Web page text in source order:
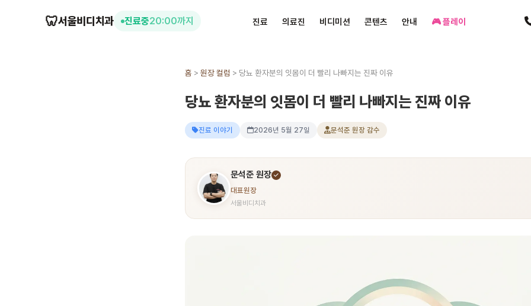
🦷서울비디치과 진료중20:00까지 진료 의료진 비디미션 콘텐츠 안내 🎮 플레이
홈 > 원장 컬럼 > 당뇨 환자분의 잇몸이 더 빨리 나빠지는 진짜 이유
당뇨 환자분의 잇몸이 더 빨리 나빠지는 진짜 이유
진료 이야기 2026년 5월 27일 문석준 원장 감수
문석준 원장
대표원장
서울비디치과